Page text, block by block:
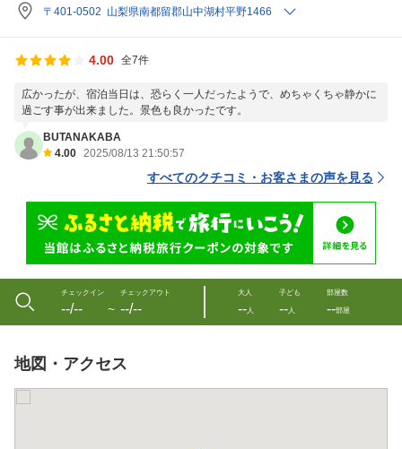
〒401-0502 山梨県南都留郡山中湖村平野1466
4.00 全7件
広かったが、宿泊当日は、恐らく一人だったようで、めちゃくちゃ静かに
過ごす事が出来ました。景色も良かったです。
BUTANAKABA
4.00 2025/08/13 21:50:57
すべてのクチコミ・お客さまの声を見る
チェックイン
--/-- 〜
チェックアウト
--/--
大人
--人
子ども
--人
部屋数
--部屋
地図・アクセス